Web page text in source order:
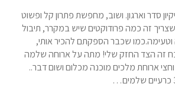
סדר וארגון. ושוב, מחפשת פתרון קל ופשוט
זה כמה פרודוקטים שיש במקרר, תיבול
וטעימה.כמו שכבר הספקתם להכיר אותי,
זה הצד החזק שלי! מתה על ארוחה שלמה
ארוחת מלכים מוכנה מכלום ושום דבר..